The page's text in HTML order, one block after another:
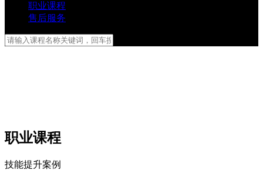
职业课程
售后服务
职业课程
技能提升案例